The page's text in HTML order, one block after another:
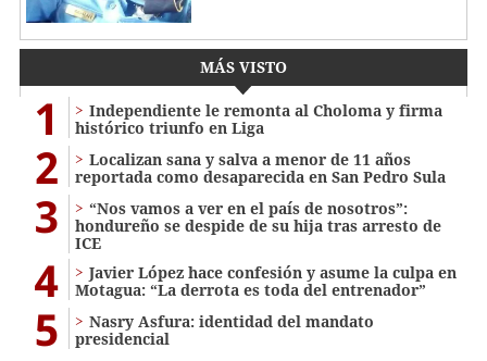
MÁS VISTO
1
Independiente le remonta al Choloma y firma
histórico triunfo en Liga
2
Localizan sana y salva a menor de 11 años
reportada como desaparecida en San Pedro Sula
3
“Nos vamos a ver en el país de nosotros”:
hondureño se despide de su hija tras arresto de
ICE
4
Javier López hace confesión y asume la culpa en
Motagua: “La derrota es toda del entrenador”
5
Nasry Asfura: identidad del mandato
presidencial